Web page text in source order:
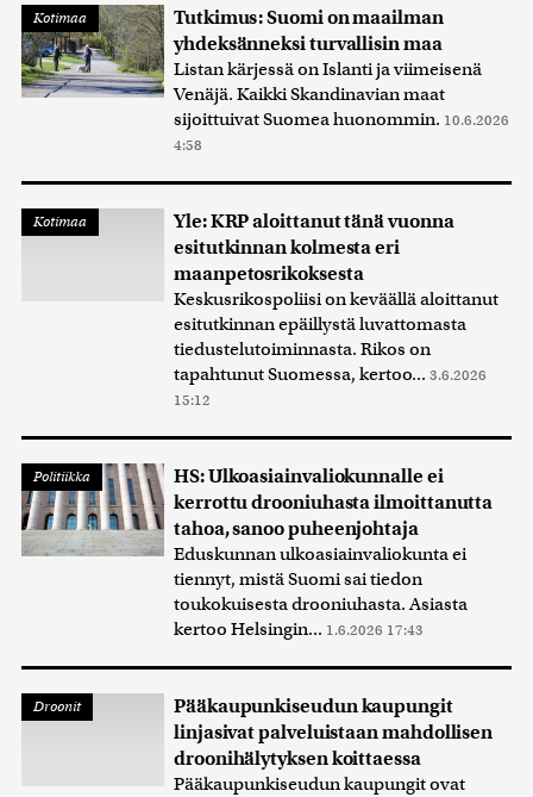
Kotimaa
Tutkimus: Suomi on maailman
yhdeksänneksi turvallisin maa
Listan kärjessä on Islanti ja viimeisenä
Venäjä. Kaikki Skandinavian maat
sijoittuivat Suomea huonommin. 10.6.2026
4:58
Kotimaa
Yle: KRP aloittanut tänä vuonna
esitutkinnan kolmesta eri
maanpetosrikoksesta
Keskusrikospoliisi on keväällä aloittanut
esitutkinnan epäillystä luvattomasta
tiedustelutoiminnasta. Rikos on
tapahtunut Suomessa, kertoo... 3.6.2026
15:12
Politiikka
HS: Ulkoasiainvaliokunnalle ei
kerrottu drooniuhasta ilmoittanutta
tahoa, sanoo puheenjohtaja
Eduskunnan ulkoasiainvaliokunta ei
tiennyt, mistä Suomi sai tiedon
toukokuisesta drooniuhasta. Asiasta
kertoo Helsingin... 1.6.2026 17:43
Droonit
Pääkaupunkiseudun kaupungit
linjasivat palveluistaan mahdollisen
droonihälytyksen koittaessa
Pääkaupunkiseudun kaupungit ovat